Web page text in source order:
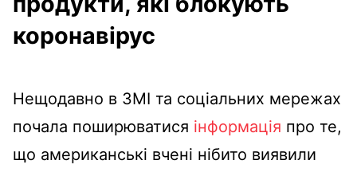
коронавірус
Нещодавно в ЗМІ та соціальних мережах
почала поширюватися інформація про те,
що американські вчені нібито виявили